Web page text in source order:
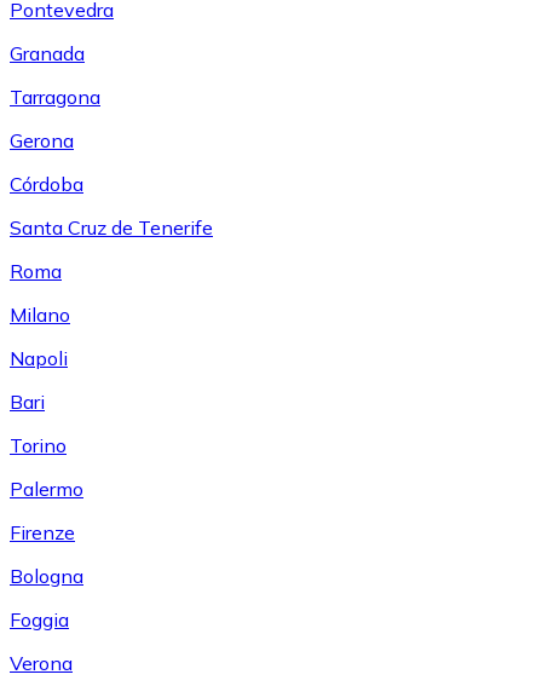
Pontevedra
Granada
Tarragona
Gerona
Córdoba
Santa Cruz de Tenerife
Roma
Milano
Napoli
Bari
Torino
Palermo
Firenze
Bologna
Foggia
Verona